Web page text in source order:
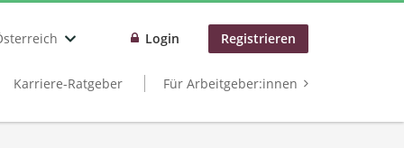
Login Registrieren
Karriere-Ratgeber Für Arbeitgeber:innen